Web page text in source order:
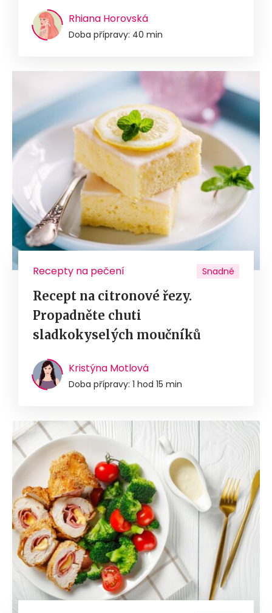
Rhiana Horovská
Doba přípravy: 40 min
Recepty na pečení Snadné
Recept na citronové řezy.
Propadněte chuti
sladkokyselých moučníků
Kristýna Motlová
Doba přípravy: 1 hod 15 min